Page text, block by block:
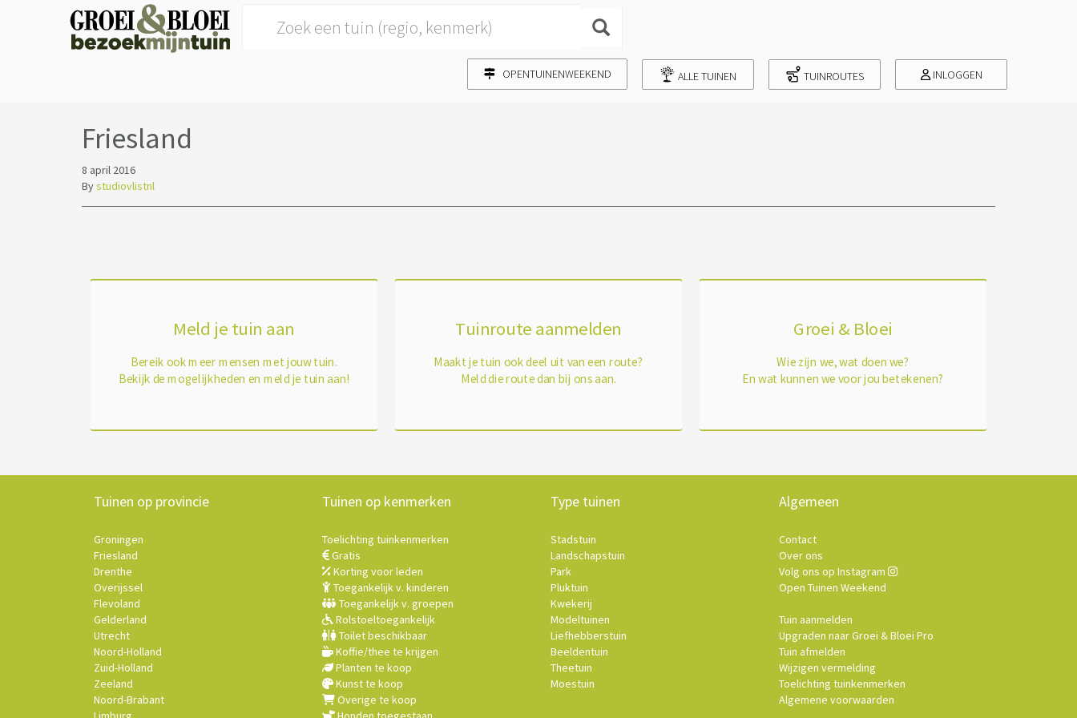
OPENTUINENWEEKEND ALLE TUINEN TUINROUTES INLOGGEN
Friesland
8 april 2016
Bystudiovlistnl
Meld je tuin aan
Bereik ook meer mensen met jouw tuin.
Bekijk de mogelijkheden en meld je tuin aan!
Tuinroute aanmelden
Maakt je tuin ook deel uit van een route?
Meld die route dan bij ons aan.
Groei & Bloei
Wie zijn we, wat doen we?
En wat kunnen we voor jou betekenen?
Tuinen op provincie
Groningen
Friesland
Drenthe
Overijssel
Flevoland
Gelderland
Utrecht
Noord-Holland
Zuid-Holland
Zeeland
Noord-Brabant
Tuinen op kenmerken
Toelichting tuinkenmerken
Gratis
Korting voor leden
Toegankelijk v. kinderen
Toegankelijk v. groepen
Rolstoeltoegankelijk
Toilet beschikbaar
Koffie/thee te krijgen
Planten te koop
Kunst te koop
Overige te koop
Type tuinen
Stadstuin
Landschapstuin
Park
Pluktuin
Kwekerij
Modeltuinen
Liefhebberstuin
Beeldentuin
Theetuin
Moestuin
Algemeen
Contact
Over ons
Volg ons op Instagram
Open Tuinen Weekend
Tuin aanmelden
Upgraden naar Groei & Bloei Pro
Tuin afmelden
Wijzigen vermelding
Toelichting tuinkenmerken
Algemene voorwaarden